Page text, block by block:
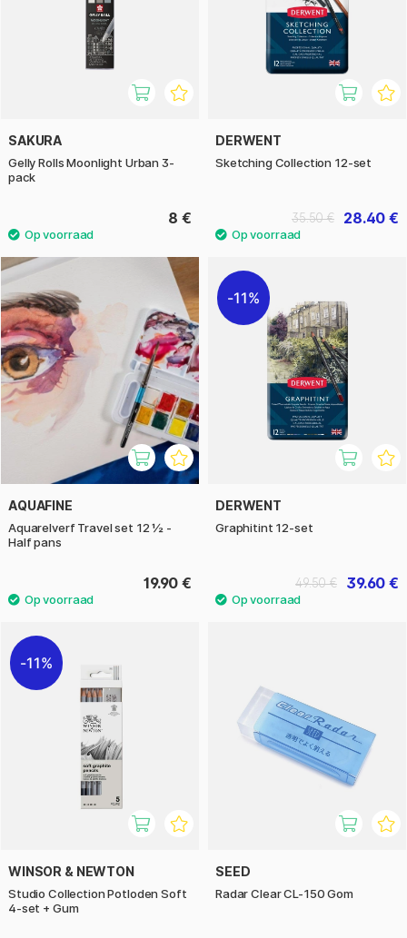
SAKURA
Gelly Rolls Moonlight Urban 3-
pack
8 €
DERWENT
Sketching Collection 12-set
28.40 €
35.50 €
AQUAFINE
Aquarelverf Travel set 12 ½ -
Half pans
19.90 €
11%
DERWENT
Graphitint 12-set
39.60 €
49.50 €
11%
WINSOR & NEWTON
Studio Collection Potloden Soft
4-set + Gum
SEED
Radar Clear CL-150 Gom